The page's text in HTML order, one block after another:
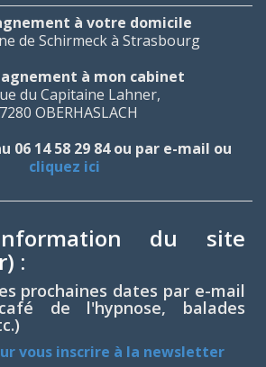
à votre domicile
de Schirmeck à Strasbourg
à mon cabinet
du Capitaine Lahner,
OBERHASLACH
06 14 58 29 84 ou par e-mail ou
cliquez ici
du site
:
prochaines dates par e-mail
de l'hypnose, balades
vous inscrire à la newsletter